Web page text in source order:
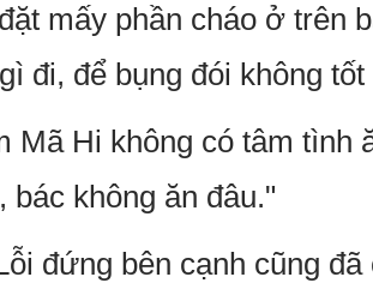
mấy phần cháo ở trên
đi, để bụng đói không
Mã Hi không có tâm tình
bác không ăn đâu."
đứng bên cạnh cũng